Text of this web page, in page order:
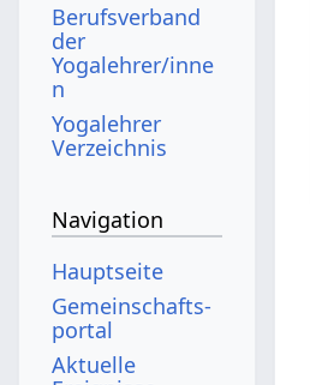
Berufsverband
der
Yogalehrer/inne
n
Yogalehrer
Verzeichnis
Navigation
Hauptseite
Gemeinschafts­
portal
Aktuelle